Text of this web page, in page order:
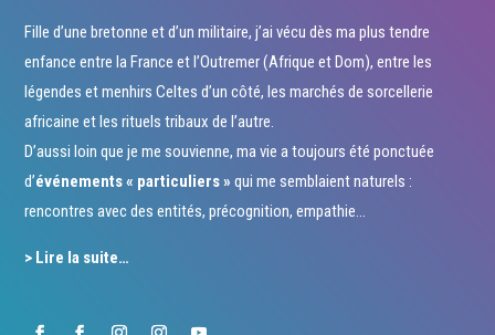
Fille d’une bretonne et d’un militaire, j’ai vécu dès ma plus tendre
enfance entre la France et l’Outremer (Afrique et Dom), entre les
légendes et menhirs Celtes d’un côté, les marchés de sorcellerie
africaine et les rituels tribaux de l’autre.
D’aussi loin que je me souvienne, ma vie a toujours été ponctuée
d’événements « particuliers » qui me semblaient naturels :
rencontres avec des entités, précognition, empathie…
> Lire la suite…